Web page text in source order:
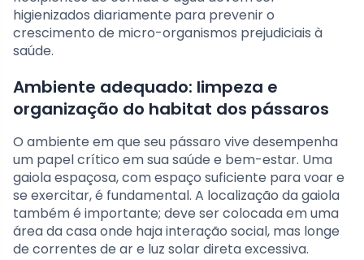
higienizados diariamente para prevenir o
crescimento de micro-organismos prejudiciais à
saúde.
Ambiente adequado: limpeza e
organização do habitat dos pássaros
O ambiente em que seu pássaro vive desempenha
um papel crítico em sua saúde e bem-estar. Uma
gaiola espaçosa, com espaço suficiente para voar e
se exercitar, é fundamental. A localização da gaiola
também é importante; deve ser colocada em uma
área da casa onde haja interação social, mas longe
de correntes de ar e luz solar direta excessiva.